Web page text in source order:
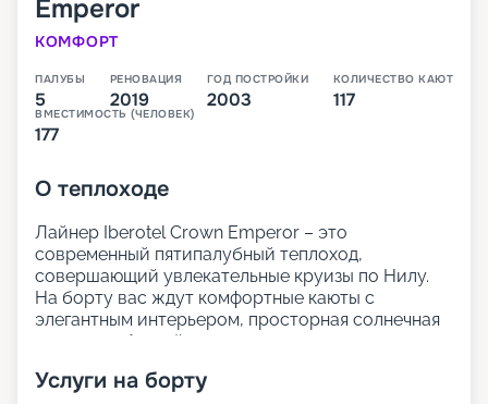
Emperor
КОМФОРТ
ПАЛУБЫ
5
РЕНОВАЦИЯ
2019
ГОД ПОСТРОЙКИ
2003
КОЛИЧЕСТВО КАЮТ
117
ВМЕСТИМОСТЬ (ЧЕЛОВЕК)
177
О теплоходе
Лайнер Iberotel Crown Emperor – это
современный пятипалубный теплоход,
совершающий увлекательные круизы по Нилу.
На борту вас ждут комфортные каюты с
элегантным интерьером, просторная солнечная
терраса с бассейном для отдыха, а также
Гостям предлагается изысканный ресторан с
Услуги на борту